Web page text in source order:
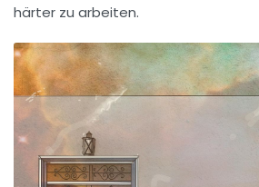
härter zu arbeiten.